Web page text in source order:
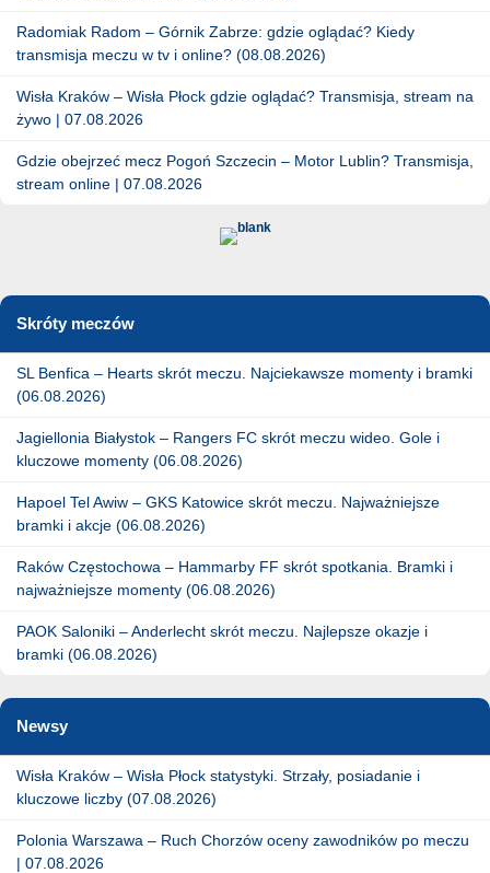
Radomiak Radom – Górnik Zabrze: gdzie oglądać? Kiedy
transmisja meczu w tv i online? (08.08.2026)
Wisła Kraków – Wisła Płock gdzie oglądać? Transmisja, stream na
żywo | 07.08.2026
Gdzie obejrzeć mecz Pogoń Szczecin – Motor Lublin? Transmisja,
stream online | 07.08.2026
Skróty meczów
SL Benfica – Hearts skrót meczu. Najciekawsze momenty i bramki
(06.08.2026)
Jagiellonia Białystok – Rangers FC skrót meczu wideo. Gole i
kluczowe momenty (06.08.2026)
Hapoel Tel Awiw – GKS Katowice skrót meczu. Najważniejsze
bramki i akcje (06.08.2026)
Raków Częstochowa – Hammarby FF skrót spotkania. Bramki i
najważniejsze momenty (06.08.2026)
PAOK Saloniki – Anderlecht skrót meczu. Najlepsze okazje i
bramki (06.08.2026)
Newsy
Wisła Kraków – Wisła Płock statystyki. Strzały, posiadanie i
kluczowe liczby (07.08.2026)
Polonia Warszawa – Ruch Chorzów oceny zawodników po meczu
| 07.08.2026